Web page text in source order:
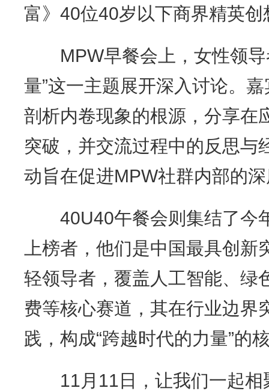
富》40位40岁以下商界精英
MPW早餐会上，女性领导
量”这一主题展开深入讨论。
剖析内卷现象的根源，分享在
突破，并交流过程中的反思与
动旨在促进MPW社群内部的
40U40午餐会则集结了今
上榜者，他们是中国最具创
轻领导者，覆盖人工智能、绿
费等核心赛道，其在行业边界
践，构成“跨越时代的力量”的
11月11日，让我们一起相